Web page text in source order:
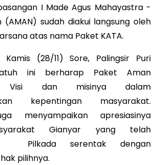
I Made Agus Mahayastra -
(AMAN) sudah diakui langsung oleh
atas nama Paket KATA.
(28/11) Sore, Palingsir Puri
ini berharap Paket Aman
Visi dan misinya dalam
kepentingan masyarakat.
menyampaikan apresiasinya
Gianyar yang telah
Pilkada serentak dengan
pilihnya.